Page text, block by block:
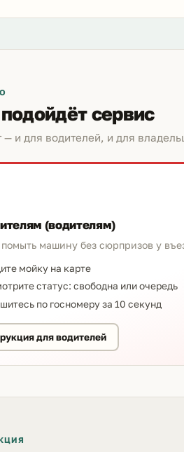
сервис
— и для водителей, и для
(водителям)
помыть машину без сюрпризов у
мойку на карте
статус: свободна или очередь
по госномеру за 10 секунд
для водителей